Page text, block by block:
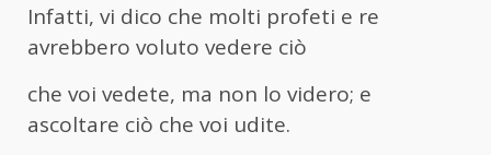
Infatti, vi dico che molti profeti e re
avrebbero voluto vedere ciò
che voi vedete, ma non lo videro; e
ascoltare ciò che voi udite.